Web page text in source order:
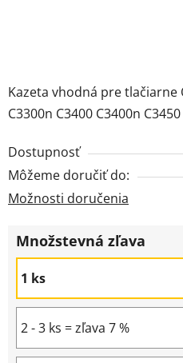
Kazeta vhodná pre tlačiarne
C3300n C3400 C3400n
Dostupnosť
Môžeme doručiť do:
Možnosti doručenia
Množstevná zľava
1 ks
2 - 3 ks = zľava 7 %